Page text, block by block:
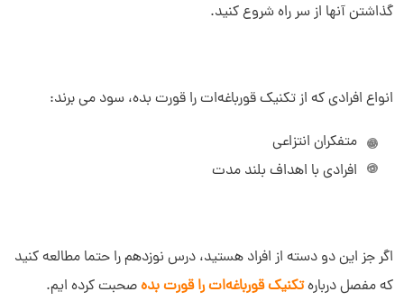
گذاشتن آنها از سر راه شروع کنید.
انواع افرادی که از تکنیک قورباغه‌ات را قورت بده، سود می برند:
متفکران انتزاعی
افرادی با اهداف بلند مدت
اگر جز این دو دسته از افراد هستید، درس نوزدهم را حتما مطالعه کنید
که مفصل دربارهتکنیک قورباغه‌ات را قورت بدهصحبت کرده ایم.